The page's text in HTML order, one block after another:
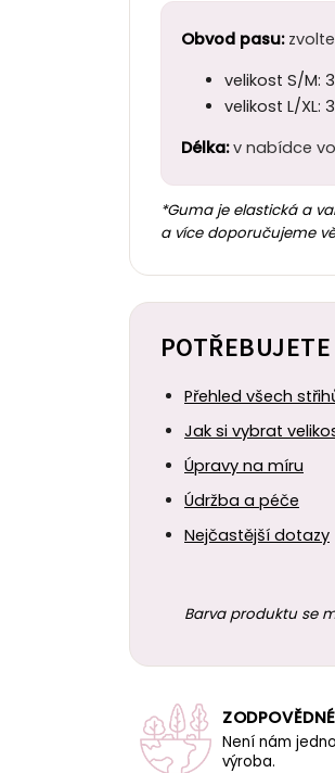
Obvod pasu:zvolte
velikost S/M:
velikost L/XL:
Délka:v nabídce
*Guma je elastická a
a více doporučujeme
Přehled všech
Jak si vybrat
Úpravy na míru
Údržba a péče
Nejčastější dotazy
Barva produktu se
Není nám
výroba.